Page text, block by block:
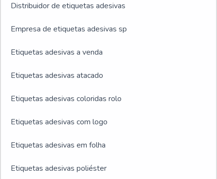
Distribuidor de etiquetas adesivas
Empresa de etiquetas adesivas sp
Etiquetas adesivas a venda
Etiquetas adesivas atacado
Etiquetas adesivas coloridas rolo
Etiquetas adesivas com logo
Etiquetas adesivas em folha
Etiquetas adesivas poliéster